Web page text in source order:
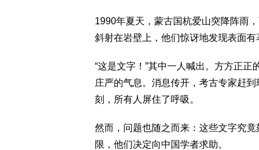
1990年夏天，蒙古国杭爱山突降阵雨
斜射在岩壁上，他们惊讶地发现表面有
“这是文字！”其中一人喊出。方方正
庄严的气息。消息传开，考古专家赶
刻，所有人屏住了呼吸。
然而，问题也随之而来：这些文字究
限，他们决定向中国学者求助。